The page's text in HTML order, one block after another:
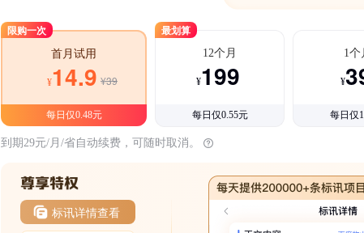
限购一次
首月试用
¥14.9 ¥39
每日仅0.48元
最划算
12个月
¥199
每日仅0.55元
1个
¥
每日仅
到期29元/月/省自动续费，可随时取消。
标讯详情查看